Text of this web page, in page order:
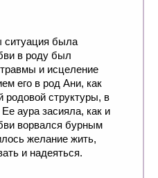
ситуация была
в роду был
и исцеление
его в род Ани, как
родовой структуры, в
аура засияла, как и
ворвался бурным
желание жить,
и надеяться.